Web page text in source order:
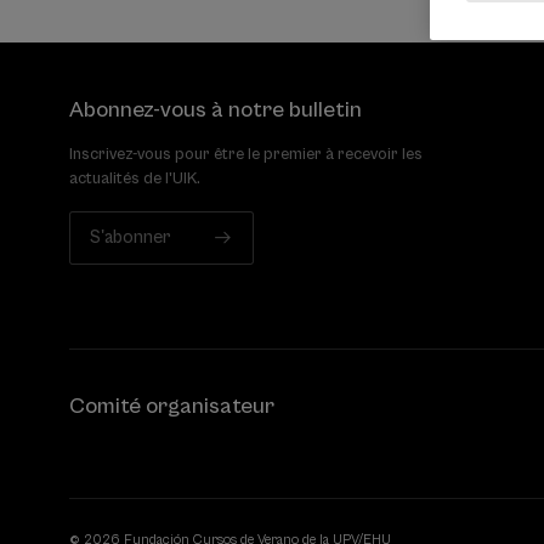
Abonnez-vous à notre bulletin
Inscrivez-vous pour être le premier à recevoir les
actualités de l'UIK.
S'abonner
Comité organisateur
© 2026 Fundación Cursos de Verano de la UPV/EHU